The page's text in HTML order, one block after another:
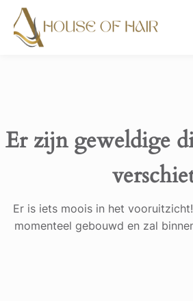
Er zijn geweldige
Er is iets moois in het
momenteel gebouwd en zal